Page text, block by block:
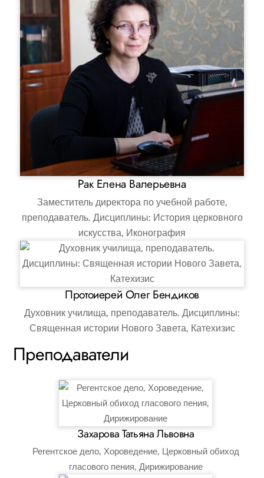
Рак Елена Валерьевна
Заместитель директора по учебной работе,
преподаватель. Дисциплины: История церковного
искусства, Иконография
Протоиерей Олег Бендиков
Духовник училища, преподаватель. Дисциплины:
Священная истории Нового Завета, Катехизис
Преподаватели
Захарова Татьяна Львовна
Регентское дело, Хороведение, Церковный обиход
гласового пения, Дирижирование